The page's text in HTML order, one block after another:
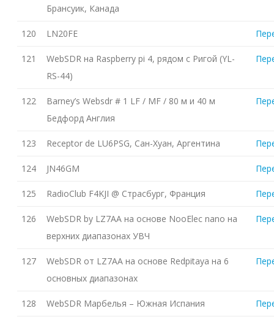
Брансуик, Канада
120 LN20FE
121
WebSDR на Raspberry pi 4, рядом с Ригой (YL-
RS-44)
122
Barney’s Websdr # 1 LF / MF / 80 м и 40 м
Бедфорд Англия
123 Receptor de LU6PSG, Сан-Хуан, Аргентина
124 JN46GM
125 RadioClub F4KJI @ Страсбург, Франция
126
WebSDR by LZ7AA на основе NooElec nano на
верхних диапазонах УВЧ
127
WebSDR от LZ7AA на основе Redpitaya на 6
основных диапазонах
128 WebSDR Марбелья – Южная Испания